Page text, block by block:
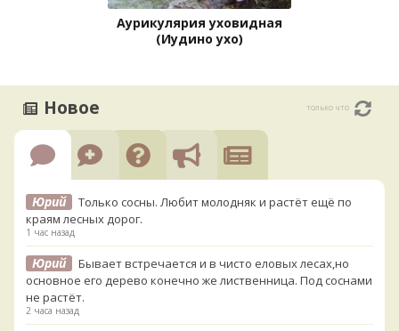
Аурикулярия уховидная
(Иудино ухо)
Новое только что
Юрий
Только сосны. Любит молодняк и растёт ещё по
краям лесных дорог.
1 час назад
Юрий
Бывает встречается и в чисто еловых лесах,но
основное его дерево конечно же лиственница. Под соснами
не растёт.
2 часа назад